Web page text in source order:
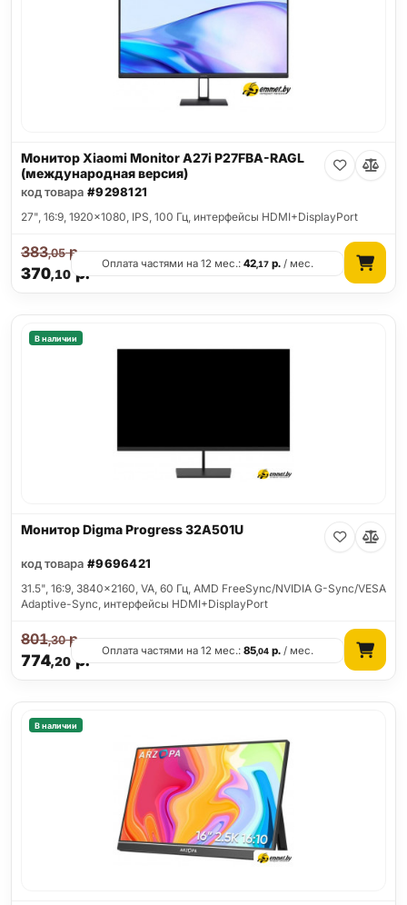
Монитор Xiaomi Monitor A27i P27FBA-RAGL
(международная версия)
код товара #9298121
27", 16:9, 1920x1080, IPS, 100 Гц, интерфейсы HDMI+DisplayPort
370,10р.
383,05р.
Оплата частями на 12 мес.:42,17 р. / мес.
В наличии
Монитор Digma Progress 32A501U
код товара #9696421
31.5", 16:9, 3840x2160, VA, 60 Гц, AMD FreeSync/NVIDIA G-Sync/VESA
Adaptive-Sync, интерфейсы HDMI+DisplayPort
774,20р.
801,30р.
Оплата частями на 12 мес.:85,04 р. / мес.
В наличии